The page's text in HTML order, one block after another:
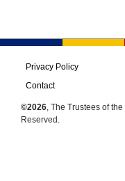
Privacy Policy
Contact
©2026, The Trustees of
Reserved.